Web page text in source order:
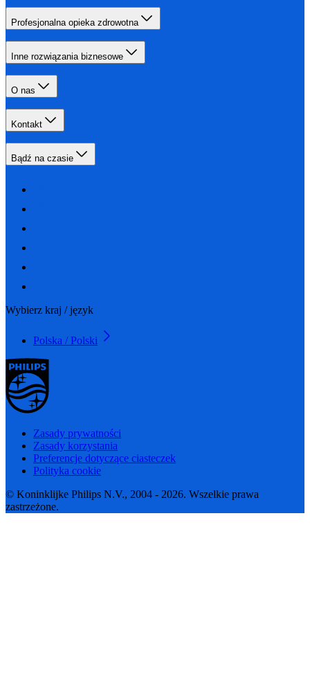
Profesjonalna opieka zdrowotna
Inne rozwiązania biznesowe
O nas
Kontakt
Bądź na czasie
Wybierz kraj / język
Polska / Polski
Zasady prywatności
Zasady korzystania
Preferencje dotyczące ciasteczek
Polityka cookie
© Koninklijke Philips N.V., 2004 - 2026. Wszelkie prawa
zastrzeżone.